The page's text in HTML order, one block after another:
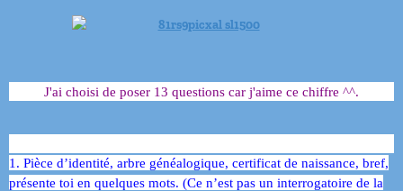
J'ai choisi de poser 13 questions car j'aime ce chiffre ^^.
1. Pièce d’identité, arbre généalogique, certificat de naissance, bref,
présente toi en quelques mots. (Ce n’est pas un interrogatoire de la